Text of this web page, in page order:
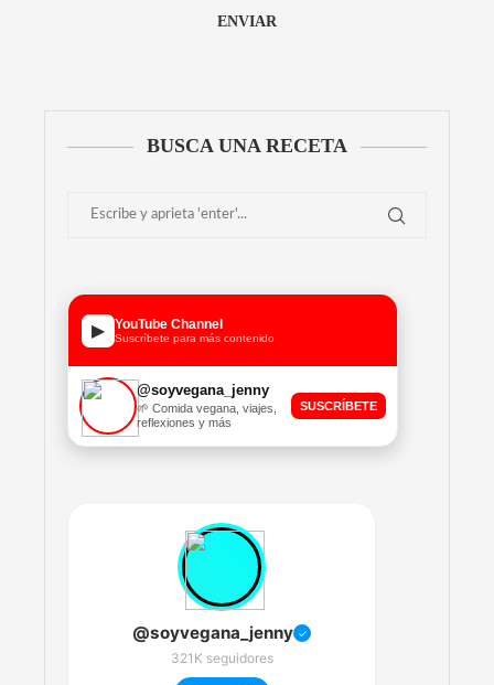
BUSCA UNA RECETA
▶ YouTube Channel
Suscríbete para más contenido
@soyvegana_jenny
🌱 Comida vegana, viajes,
reflexiones y más
SUSCRÍBETE
@soyvegana_jenny ✓
321K seguidores